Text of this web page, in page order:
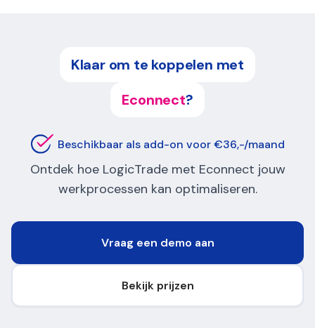
Klaar om te koppelen met
Econnect?
Beschikbaar als add-on voor €36,-/maand
Ontdek hoe LogicTrade met Econnect jouw
werkprocessen kan optimaliseren.
Vraag een demo aan
Bekijk prijzen